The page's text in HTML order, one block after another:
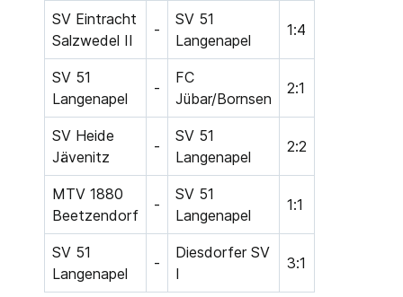
SV Eintracht
Salzwedel II
-
SV 51
Langenapel
1:4
SV 51
Langenapel
-
FC
Jübar/Bornsen
2:1
SV Heide
Jävenitz
-
SV 51
Langenapel
2:2
MTV 1880
Beetzendorf
-
SV 51
Langenapel
1:1
SV 51
Langenapel
-
Diesdorfer SV
I
3:1